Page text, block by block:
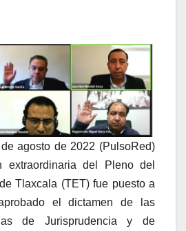
agosto de 2022 (PulsoRed)
extraordinaria del Pleno del
Tlaxcala (TET) fue puesto a
el dictamen de las
de Jurisprudencia y de